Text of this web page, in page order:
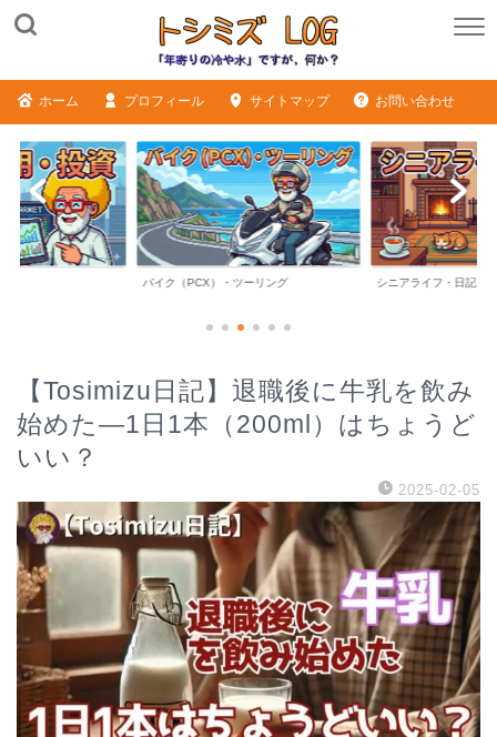
ホーム プロフィール サイトマップ お問い合わせ
バイク（PCX）・ツーリング シニアライフ・日記
【Tosimizu日記】退職後に牛乳を飲み
始めた—1日1本（200ml）はちょうど
いい？
2025-02-05